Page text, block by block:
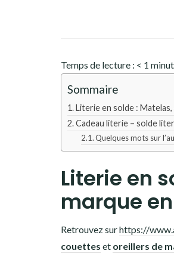
Temps de lecture : < 1
Sommaire
Literie en solde :
Cadeau literie – solde
Quelques mots sur
Literie en
marque
Retrouvez surhttps://
couettes et oreillers de